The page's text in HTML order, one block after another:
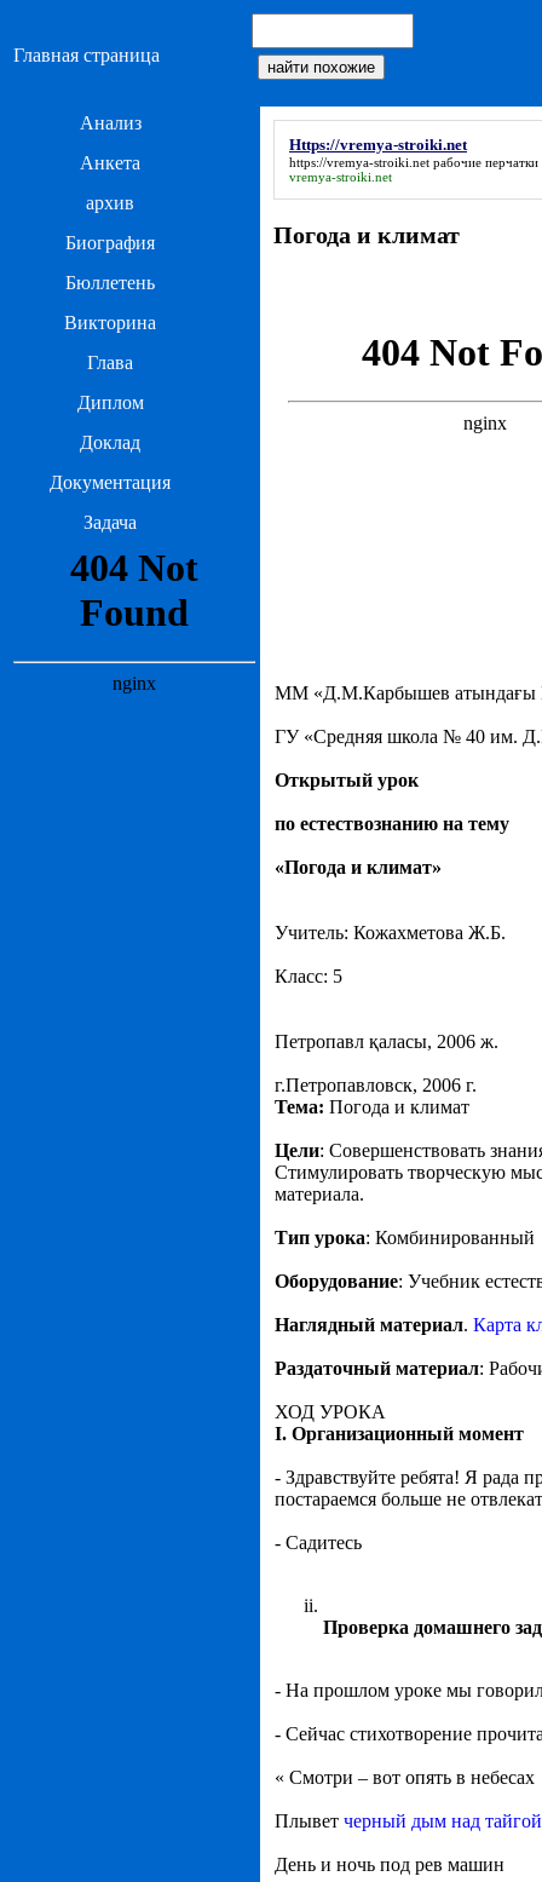
Главная страница
Анализ
Анкета
архив
Биография
Бюллетень
Викторина
Глава
Диплом
Доклад
Документация
Задача
Https://vremya-stroiki.net
https://vremya-stroiki.net рабочие
vremya-stroiki.net
Погода и климат
ММ «Д.М.Карбышев атындағы
ГУ «Средняя школа № 40 им.
Открытый урок
по естествознанию на тему
«Погода и климат»
Учитель: Кожахметова Ж.Б.
Класс: 5
Петропавл қаласы, 2006 ж.
г.Петропавловск, 2006 г.
Тема: Погода и климат
Цели: Совершенствовать
Стимулировать творческую
материала.
Тип урока: Комбинированный
Оборудование: Учебник
Наглядный материал. Карта
Раздаточный материал:
ХОД УРОКА
I. Организационный момент
- Здравствуйте ребята! Я рада
постараемся больше не
- Садитесь
Проверка домашнего
- На прошлом уроке мы
- Сейчас стихотворение
« Смотри – вот опять в небесах
Плывет черный дым над тайгой
День и ночь под рев машин